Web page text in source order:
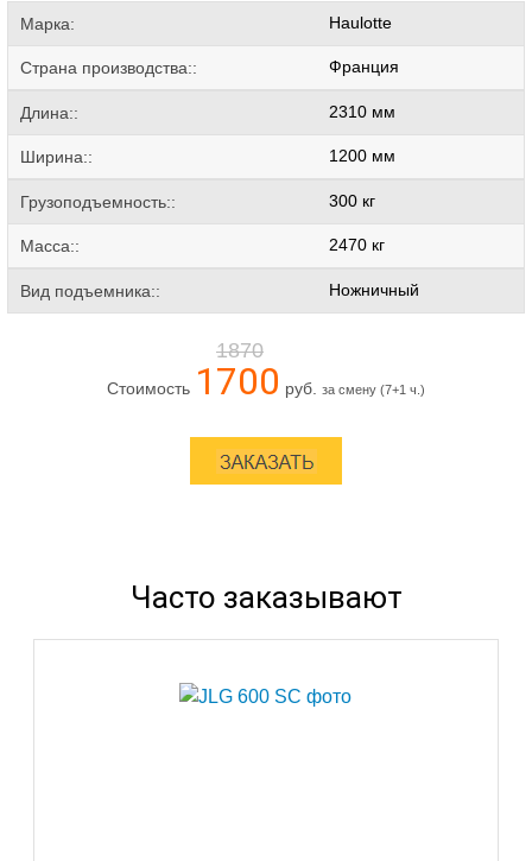
Марка: Haulotte
Страна производства:: Франция
Длина:: 2310 мм
Ширина:: 1200 мм
Грузоподъемность:: 300 кг
Масса:: 2470 кг
Вид подъемника:: Ножничный
1870
Стоимость 1700 руб. за смену (7+1 ч.)
Часто заказывают